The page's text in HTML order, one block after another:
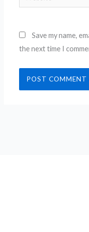
Save my name,
the next time I